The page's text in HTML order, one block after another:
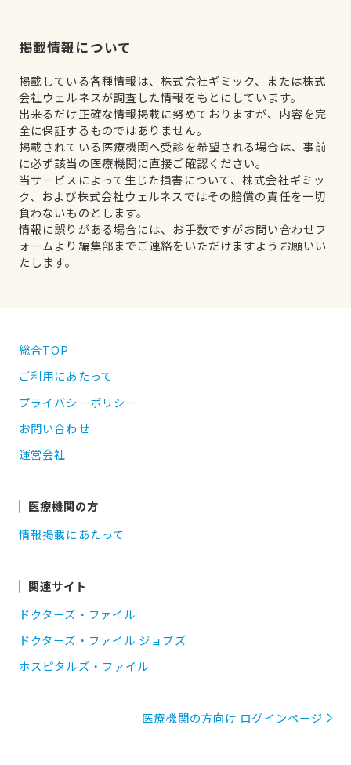
掲載情報について
掲載している各種情報は、株式会社ギミック、または株式
会社ウェルネスが調査した情報をもとにしています。
出来るだけ正確な情報掲載に努めておりますが、内容を完
全に保証するものではありません。
掲載されている医療機関へ受診を希望される場合は、事前
に必ず該当の医療機関に直接ご確認ください。
当サービスによって生じた損害について、株式会社ギミッ
ク、および株式会社ウェルネスではその賠償の責任を一切
負わないものとします。
情報に誤りがある場合には、お手数ですがお問い合わせフ
ォームより編集部までご連絡をいただけますようお願いい
たします。
総合TOP
ご利用にあたって
プライバシーポリシー
お問い合わせ
運営会社
医療機関の方
情報掲載にあたって
関連サイト
ドクターズ・ファイル
ドクターズ・ファイル ジョブズ
ホスピタルズ・ファイル
医療機関の方向け ログインページ